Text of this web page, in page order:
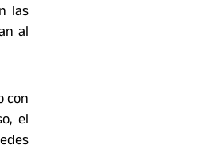
las
al
con
el